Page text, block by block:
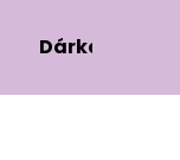
Dárková edice